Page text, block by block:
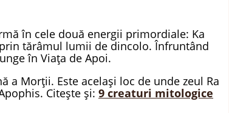
în cele două energii primordiale: Ka
tărâmul lumii de dincolo. Înfruntând
în Viața de Apoi.
Morții. Este același loc de unde zeul Ra
Citește și: 9 creaturi mitologice